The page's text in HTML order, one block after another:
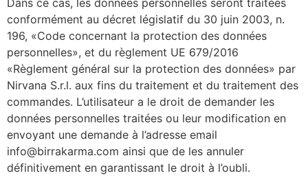
Dans ce cas, les données personnelles seront traitées
conformément au décret législatif du 30 juin 2003, n.
196, «Code concernant la protection des données
personnelles», et du règlement UE 679/2016
«Règlement général sur la protection des données» par
Nirvana S.r.l. aux fins du traitement et du traitement des
commandes. L’utilisateur a le droit de demander les
données personnelles traitées ou leur modification en
envoyant une demande à l’adresse email
info@birrakarma.com ainsi que de les annuler
définitivement en garantissant le droit à l’oubli.